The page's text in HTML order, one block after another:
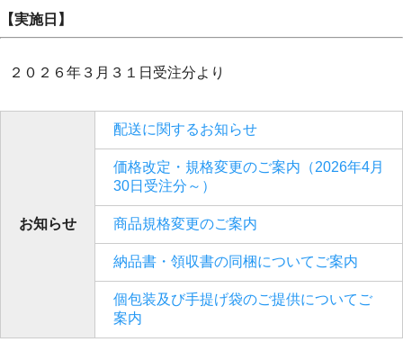
【実施日】
２０２６年３月３１日受注分より
お知らせ
配送に関するお知らせ
価格改定・規格変更のご案内（2026年4月
30日受注分～）
商品規格変更のご案内
納品書・領収書の同梱についてご案内
個包装及び手提げ袋のご提供についてご
案内